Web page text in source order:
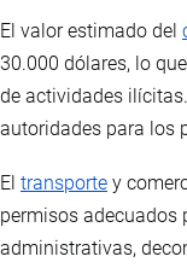
El valor estimado del
30.000 dólares, lo
de actividades
autoridades para los
El transporte y
permisos adecuados
administrativas,